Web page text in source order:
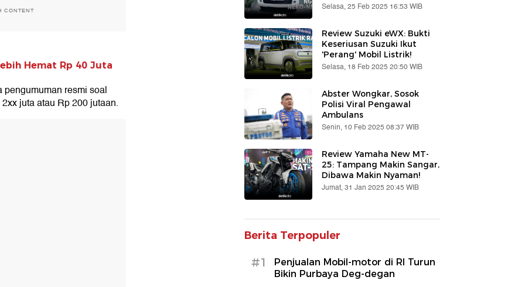
CONTENT
Hemat Rp 40 Juta
resmi soal
juta atau Rp 200 jutaan.
Selasa, 25 Feb 2025 16:53 WIB
Review Suzuki eWX: Bukti
Keseriusan Suzuki Ikut
'Perang' Mobil Listrik!
Selasa, 18 Feb 2025 20:50 WIB
Abster Wongkar, Sosok
Polisi Viral Pengawal
Ambulans
Senin, 10 Feb 2025 08:37 WIB
Review Yamaha New MT-
25: Tampang Makin Sangar,
Dibawa Makin Nyaman!
Jumat, 31 Jan 2025 20:45 WIB
Berita Terpopuler
#1
Penjualan Mobil-motor di RI Turun
Bikin Purbaya Deg-degan